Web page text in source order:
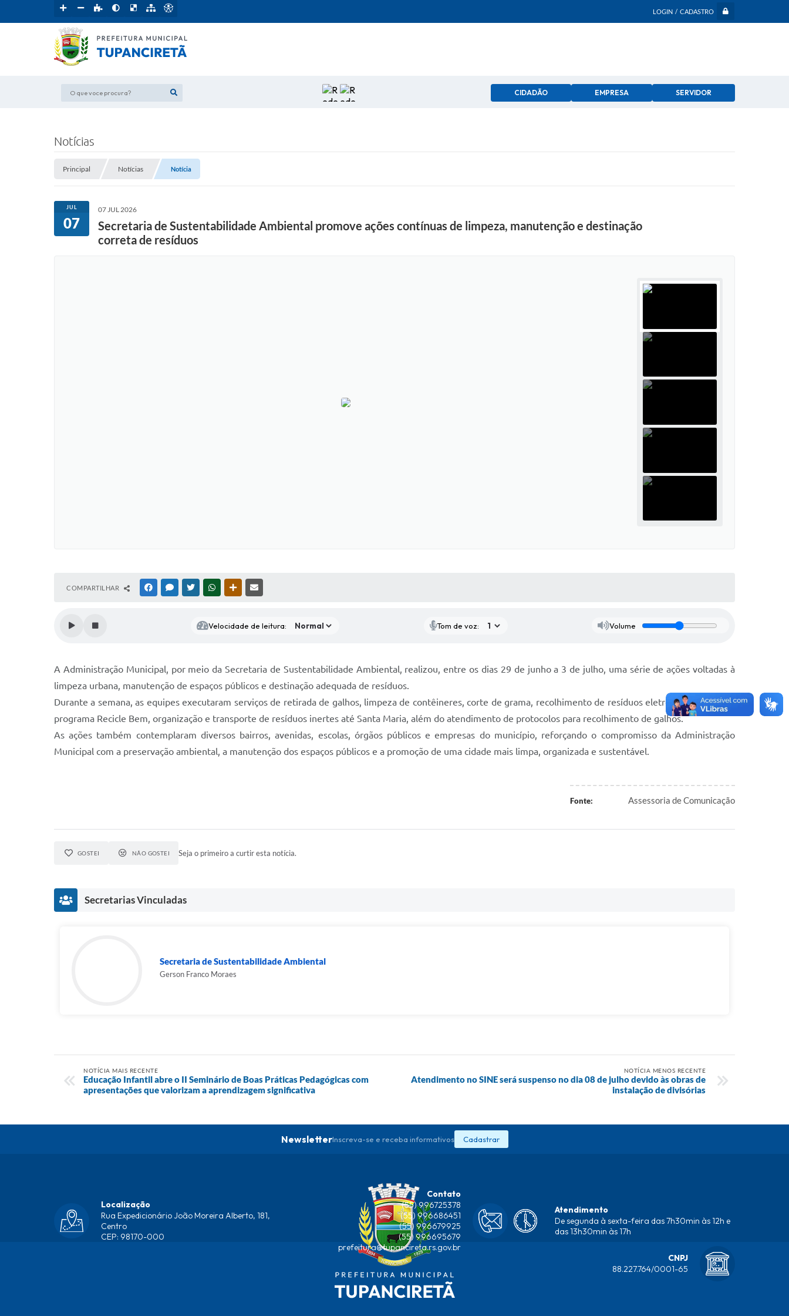
LOGIN / CADASTRO
O que voce procura? CIDADÃO EMPRESA SERVIDOR
Notícias
Principal Notícias Notícia
JUL
07
07 JUL 2026
Secretaria de Sustentabilidade Ambiental promove ações contínuas de limpeza, manutenção e destinação
correta de resíduos
COMPARTILHAR FACEBOOKMESSENGER
TWITTERWHATSAPPOUTRAS MÍDIAS
Velocidade de leitura: Tom de voz: Volume
A Administração Municipal, por meio da Secretaria de Sustentabilidade Ambiental, realizou, entre os dias 29 de junho a 3 de julho, uma série de ações voltadas à
limpeza urbana, manutenção de espaços públicos e destinação adequada de resíduos.
Durante a semana, as equipes executaram serviços de retirada de galhos, limpeza de contêineres, corte de grama, recolhimento de resíduos eletrônicos, coleta do
programa Recicle Bem, organização e transporte de resíduos inertes até Santa Maria, além do atendimento de protocolos para recolhimento de galhos.
As ações também contemplaram diversos bairros, avenidas, escolas, órgãos públicos e empresas do município, reforçando o compromisso da Administração
Municipal com a preservação ambiental, a manutenção dos espaços públicos e a promoção de uma cidade mais limpa, organizada e sustentável.
Fonte: Assessoria de Comunicação
GOSTEI NÃO GOSTEI Seja o primeiro a curtir esta notícia.
Secretarias Vinculadas
Secretaria de Sustentabilidade Ambiental
Gerson Franco Moraes
NOTÍCIA MAIS RECENTE
Educação Infantil abre o II Seminário de Boas Práticas Pedagógicas com
apresentações que valorizam a aprendizagem significativa
NOTÍCIA MENOS RECENTE
Atendimento no SINE será suspenso no dia 08 de julho devido às obras de
instalação de divisórias
NewsletterInscreva-se e receba informativos Cadastrar
Localização
Rua Expedicionário João Moreira Alberto, 181,
Centro
CEP: 98170-000
Contato
(55) 996725378
(55) 996686451
(55) 996679925
(55) 996695679
prefeitura@tupancireta.rs.gov.br
Atendimento
De segunda à sexta-feira das 7h30min às 12h e
das 13h30min às 17h
CNPJ
88.227.764/0001-65